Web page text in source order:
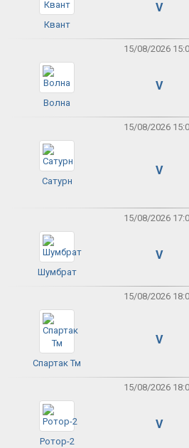
Квант
V
15/08/2026
Волна
V
15/08/2026
Сатурн
V
15/08/2026
Шумбрат
V
15/08/2026
Спартак Тм
V
15/08/2026
Ротор-2
V